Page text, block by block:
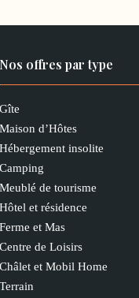
Nos offres par type
Gîte
Maison d’Hôtes
Hébergement insolite
Camping
Meublé de tourisme
Hôtel et résidence
Ferme et Mas
Centre de Loisirs
Châlet et Mobil Home
Terrain